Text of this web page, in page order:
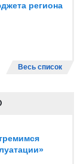
региона
Весь список